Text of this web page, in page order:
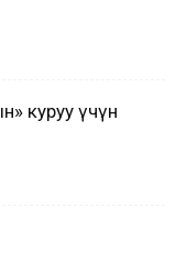
куруу үчүн